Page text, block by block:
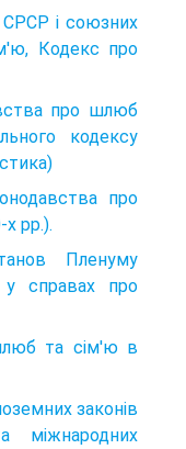
і союзних
Кодекс про
про шлюб
кодексу
про
рр.).
Пленуму
у справах про
та сім'ю в
законів